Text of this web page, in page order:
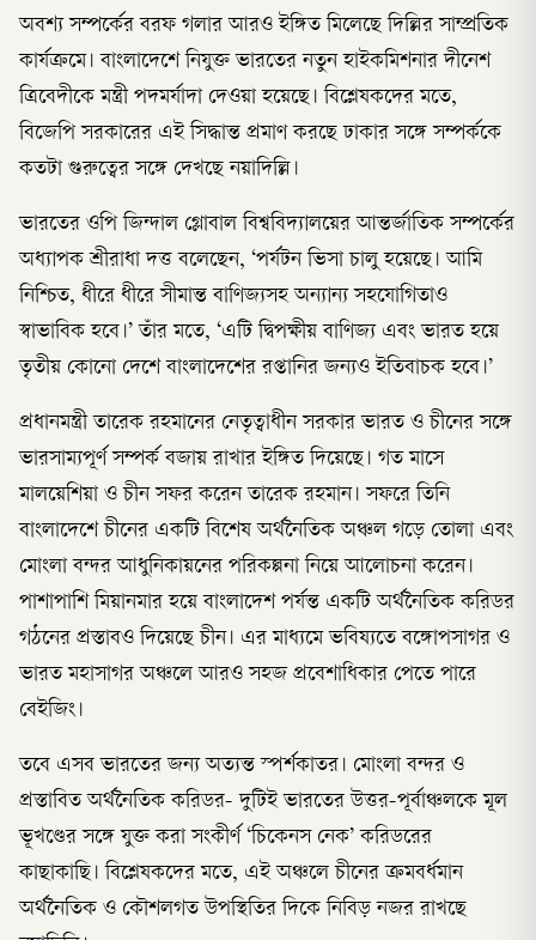
অবশ্য সম্পর্কের বরফ গলার আরও ইঙ্গিত মিলেছে দিল্লির সাম্প্রতিক
কার্যক্রমে। বাংলাদেশে নিযুক্ত ভারতের নতুন হাইকমিশনার দীনেশ
ত্রিবেদীকে মন্ত্রী পদমর্যাদা দেওয়া হয়েছে। বিশ্লেষকদের মতে,
বিজেপি সরকারের এই সিদ্ধান্ত প্রমাণ করছে ঢাকার সঙ্গে সম্পর্ককে
কতটা গুরুত্বের সঙ্গে দেখছে নয়াদিল্লি।
ভারতের ওপি জিন্দাল গ্লোবাল বিশ্ববিদ্যালয়ের আন্তর্জাতিক সম্পর্কের
অধ্যাপক শ্রীরাধা দত্ত বলেছেন, ‘পর্যটন ভিসা চালু হয়েছে। আমি
নিশ্চিত, ধীরে ধীরে সীমান্ত বাণিজ্যসহ অন্যান্য সহযোগিতাও
স্বাভাবিক হবে।’ তাঁর মতে, ‘এটি দ্বিপক্ষীয় বাণিজ্য এবং ভারত হয়ে
তৃতীয় কোনো দেশে বাংলাদেশের রপ্তানির জন্যও ইতিবাচক হবে।’
প্রধানমন্ত্রী তারেক রহমানের নেতৃত্বাধীন সরকার ভারত ও চীনের সঙ্গে
ভারসাম্যপূর্ণ সম্পর্ক বজায় রাখার ইঙ্গিত দিয়েছে। গত মাসে
মালয়েশিয়া ও চীন সফর করেন তারেক রহমান। সফরে তিনি
বাংলাদেশে চীনের একটি বিশেষ অর্থনৈতিক অঞ্চল গড়ে তোলা এবং
মোংলা বন্দর আধুনিকায়নের পরিকল্পনা নিয়ে আলোচনা করেন।
পাশাপাশি মিয়ানমার হয়ে বাংলাদেশ পর্যন্ত একটি অর্থনৈতিক করিডর
গঠনের প্রস্তাবও দিয়েছে চীন। এর মাধ্যমে ভবিষ্যতে বঙ্গোপসাগর ও
ভারত মহাসাগর অঞ্চলে আরও সহজ প্রবেশাধিকার পেতে পারে
বেইজিং।
তবে এসব ভারতের জন্য অত্যন্ত স্পর্শকাতর। মোংলা বন্দর ও
প্রস্তাবিত অর্থনৈতিক করিডর- দুটিই ভারতের উত্তর-পূর্বাঞ্চলকে মূল
ভূখণ্ডের সঙ্গে যুক্ত করা সংকীর্ণ ‘চিকেনস নেক’ করিডরের
কাছাকাছি। বিশ্লেষকদের মতে, এই অঞ্চলে চীনের ক্রমবর্ধমান
অর্থনৈতিক ও কৌশলগত উপস্থিতির দিকে নিবিড় নজর রাখছে